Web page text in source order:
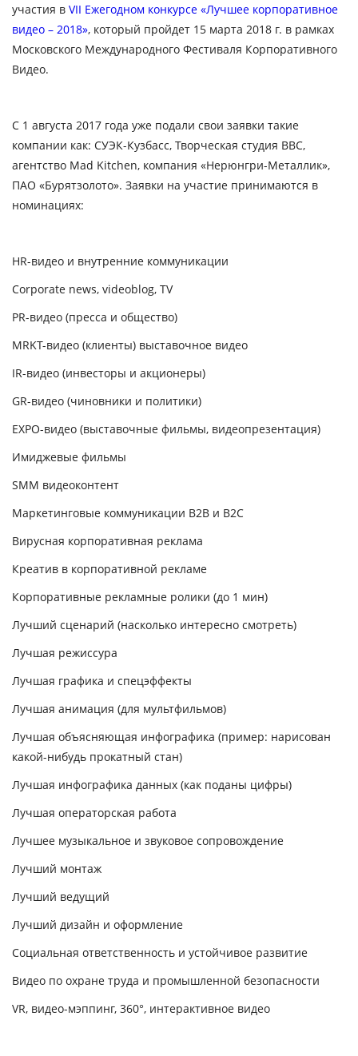
участия в VII Ежегодном конкурсе «Лучшее корпоративное
видео – 2018», который пройдет 15 марта 2018 г. в рамках
Московского Международного Фестиваля Корпоративного
Видео.
C 1 августа 2017 года уже подали свои заявки такие
компании как: СУЭК-Кузбасс, Творческая студия ВВС,
агентство Mad Kitchen, компания «Нерюнгри-Металлик»,
ПАО «Бурятзолото». Заявки на участие принимаются в
номинациях:
HR-видео и внутренние коммуникации
Corporate news, videoblog, TV
PR-видео (пресса и общество)
MRKT-видео (клиенты) выставочное видео
IR-видео (инвесторы и акционеры)
GR-видео (чиновники и политики)
EXPO-видео (выставочные фильмы, видеопрезентация)
Имиджевые фильмы
SMM видеоконтент
Маркетинговые коммуникации B2B и B2C
Вирусная корпоративная реклама
Креатив в корпоративной рекламе
Корпоративные рекламные ролики (до 1 мин)
Лучший сценарий (насколько интересно смотреть)
Лучшая режиссура
Лучшая графика и спецэффекты
Лучшая анимация (для мультфильмов)
Лучшая объясняющая инфографика (пример: нарисован
какой-нибудь прокатный стан)
Лучшая инфографика данных (как поданы цифры)
Лучшая операторская работа
Лучшее музыкальное и звуковое сопровождение
Лучший монтаж
Лучший ведущий
Лучший дизайн и оформление
Социальная ответственность и устойчивое развитие
Видео по охране труда и промышленной безопасности
VR, видео-мэппинг, 360°, интерактивное видео